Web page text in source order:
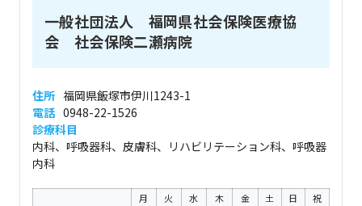
一般社団法人 福岡県社会保険医療協
会 社会保険二瀬病院
住所 福岡県飯塚市伊川1243-1
電話 0948-22-1526
診療科目
内科、呼吸器科、皮膚科、リハビリテーション科、呼吸器
内科
月 火 水 木 金 土 日 祝